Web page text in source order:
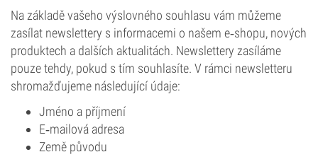
Na základě vašeho výslovného souhlasu vám můžeme
zasílat newslettery s informacemi o našem e‑shopu, nových
produktech a dalších aktualitách. Newslettery zasíláme
pouze tehdy, pokud s tím souhlasíte. V rámci newsletteru
shromažďujeme následující údaje:
Jméno a příjmení
E‑mailová adresa
Země původu